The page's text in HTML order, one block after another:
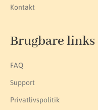
Kontakt
Brugbare links
FAQ
Support
Privatlivspolitik